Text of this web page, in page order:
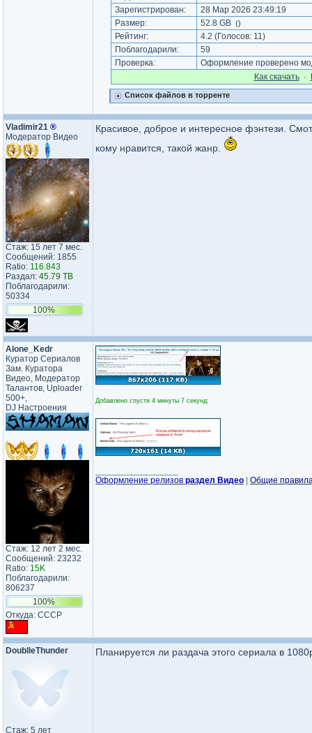
Зарегистрирован:
28 Мар 2026 23:49:19
Размер:
52.8 GB ()
Рейтинг: 4.2 (Голосов: 11)
Поблагодарили:
59
Проверка:
Оформление проверено
Как cкачать·
Список файлов в торренте
Vladimir21 ®
Модератор Видео
Стаж: 15 лет 7 мес.
Сообщений: 1855
Ratio: 116.843
Раздал: 45.79 TB
Поблагодарили:
50334
100%
Красивое, доброе и интересное фэнтези.
кому нравится, такой жанр.
Alone_Kedr
Куратор Сериалов
Зам. Куратора
Видео, Модератор
Талантов, Uploader
500+,
DJ Настроения
Стаж: 12 лет 2 мес.
Сообщений: 23232
Ratio: 15K
Поблагодарили:
806237
100%
Откуда: CCCP
Добавлено спустя 4 минуты 7 секунд:
Оформление релизов раздел Видео Общие
DoublleThunder
Стаж: 5 лет
Планируется ли раздача этого сериала в